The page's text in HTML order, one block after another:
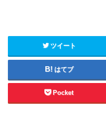
ツイート
はてブ
Pocket